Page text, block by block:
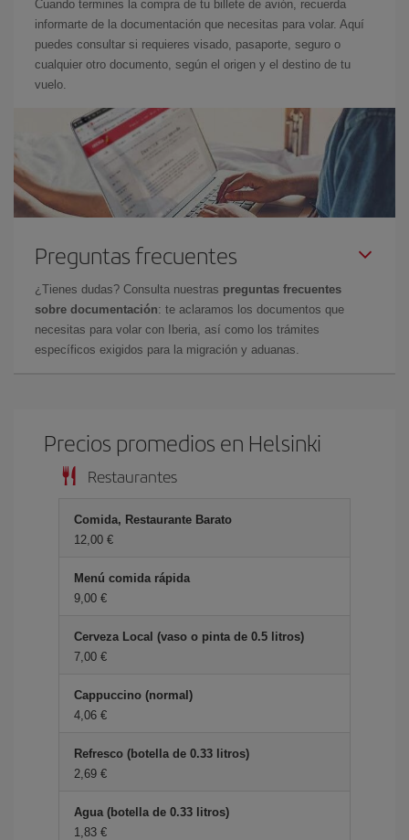
Cuando termines la compra de tu billete de avión, recuerda
informarte de la documentación que necesitas para volar. Aquí
puedes consultar si requieres visado, pasaporte, seguro o
cualquier otro documento, según el origen y el destino de tu
vuelo.
Preguntas frecuentes
¿Tienes dudas? Consulta nuestras preguntas frecuentes
sobre documentación: te aclaramos los documentos que
necesitas para volar con Iberia, así como los trámites
específicos exigidos para la migración y aduanas.
Precios promedios en Helsinki
Restaurantes
Comida, Restaurante Barato
12,00 €
Menú comida rápida
9,00 €
Cerveza Local (vaso o pinta de 0.5 litros)
7,00 €
Cappuccino (normal)
4,06 €
Refresco (botella de 0.33 litros)
2,69 €
Agua (botella de 0.33 litros)
1,83 €